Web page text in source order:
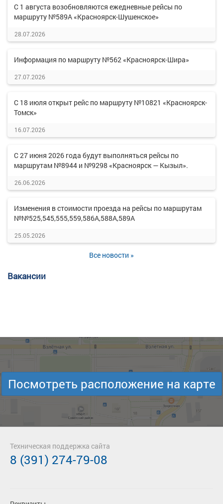
С 1 августа возобновляются ежедневные рейсы по
маршруту №589А «Красноярск-Шушенское»
28.07.2026
Информация по маршруту №562 «Красноярск-Шира»
27.07.2026
С 18 июля открыт рейс по маршруту №10821 «Красноярск-
Томск»
16.07.2026
С 27 июня 2026 года будут выполняться рейсы по
маршрутам №8944 и №9298 «Красноярск — Кызыл».
26.06.2026
Изменения в стоимости проезда на рейсы по маршрутам
№№525,545,555,559,586А,588А,589А
25.05.2026
Все новости »
Вакансии
Посмотреть расположение на карте
Техническая поддержка сайта
8 (391) 274-79-08